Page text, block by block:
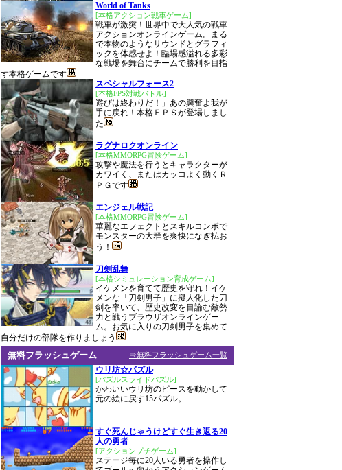
World of Tanks
[本格アクション戦車ゲーム]
戦車が激突！世界中で大人気の戦車
アクションオンラインゲーム。まる
で本物のようなサウンドとグラフィ
ックを体感せよ！臨場感溢れる多彩
な戦場を舞台にチームで勝利を目指
す本格ゲームです
スペシャルフォース2
[本格FPS対戦バトル]
遊びは終わりだ！」あの興奮よ我が
手に戻れ！本格ＦＰＳが登場しまし
た
ラグナロクオンライン
[本格MMORPG冒険ゲーム]
攻撃や魔法を行うとキャラクターが
カワイく、またはカッコよく動くＲ
ＰＧです
エンジェル戦記
[本格MMORPG冒険ゲーム]
華麗なエフェクトとスキルコンボで
モンスターの大群を爽快になぎ払お
う！
刀剣乱舞
[本格シミュレーション育成ゲーム]
イケメンを育てて歴史を守れ！イケ
メンな「刀剣男子」に擬人化した刀
剣を率いて、歴史改変を目論む敵勢
力と戦うブラウザオンラインゲー
ム。お気に入りの刀剣男子を集めて
自分だけの部隊を作りましょう
⇒無料フラッシュゲーム一覧
無料フラッシュゲーム
ウリ坊☆パズル
[パズルスライドパズル]
かわいいウリ坊のピースを動かして
元の絵に戻す15パズル。
すぐ死んじゃうけどすぐ生き返る20
人の勇者
[アクションプチゲーム]
ステージ毎に20人いる勇者を操作し